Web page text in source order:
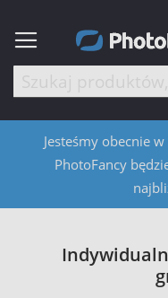
Jesteśmy obecnie
PhotoFancy